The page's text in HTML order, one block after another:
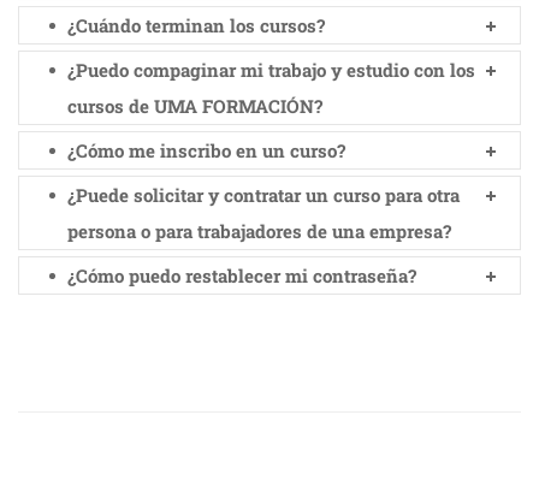
¿Cuándo terminan los cursos?
¿Puedo compaginar mi trabajo y estudio con los
cursos de UMA FORMACIÓN?
¿Cómo me inscribo en un curso?
¿Puede solicitar y contratar un curso para otra
persona o para trabajadores de una empresa?
¿Cómo puedo restablecer mi contraseña?